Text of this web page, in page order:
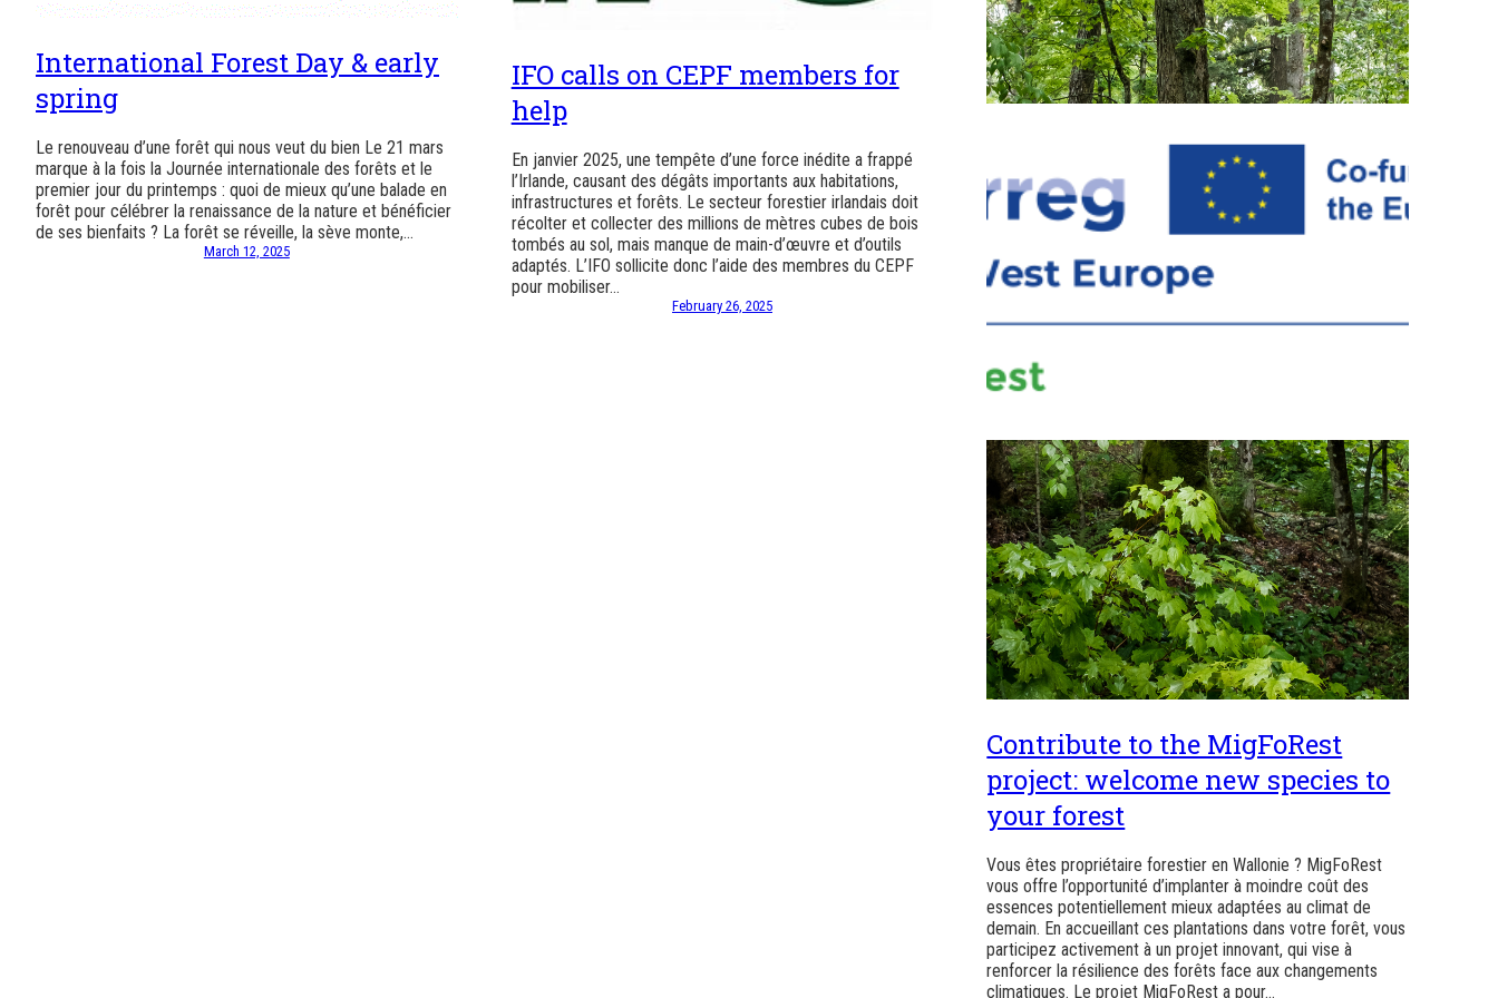
International Forest Day & early
spring
Le renouveau d’une forêt qui nous veut du bien Le 21 mars
marque à la fois la Journée internationale des forêts et le
premier jour du printemps : quoi de mieux qu’une balade en
forêt pour célébrer la renaissance de la nature et bénéficier
de ses bienfaits ? La forêt se réveille, la sève monte,…
March 12, 2025
IFO calls on CEPF members for
help
En janvier 2025, une tempête d’une force inédite a frappé
l’Irlande, causant des dégâts importants aux habitations,
infrastructures et forêts. Le secteur forestier irlandais doit
récolter et collecter des millions de mètres cubes de bois
tombés au sol, mais manque de main-d’œuvre et d’outils
adaptés. L’IFO sollicite donc l’aide des membres du CEPF
pour mobiliser…
February 26, 2025
Contribute to the MigFoRest
project: welcome new species to
your forest
Vous êtes propriétaire forestier en Wallonie ? MigFoRest
vous offre l’opportunité d’implanter à moindre coût des
essences potentiellement mieux adaptées au climat de
demain. En accueillant ces plantations dans votre forêt, vous
participez activement à un projet innovant, qui vise à
renforcer la résilience des forêts face aux changements
climatiques. Le projet MigFoRest a pour…